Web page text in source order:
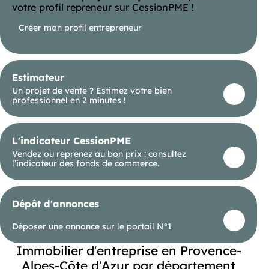
qu'un accès facilité pour votre clientèle grâce à
plusieurs places de stationnement
dédiées.N'hésitez pas à nous contacter pour
obtenir davantage d'informations ou organiser
votre profil repreneur sur CessionPME !
Créer mon profil entrepreneur
Estimateur
Un projet de vente ? Estimez votre bien
professionnel en 2 minutes !
L'indicateur CessionPME
Vendez ou reprenez au bon prix : consultez
l’indicateur des fonds de commerce.
Dépôt d'annonces
Déposer une annonce sur le portail N°1
Immobilier d'entreprise en Provence-
Alpes-Côte d'Azur par département